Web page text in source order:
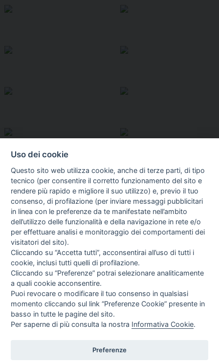
I libri Vedi tutti
Direttrice Responsabile: Alessandra Costante | Registrazione al Tribunale Civile
Uso dei cookie
Questo sito web utilizza cookie, anche di terze parti, di tipo
tecnico (per consentire il corretto funzionamento del sito e
rendere più rapido e migliore il suo utilizzo) e, previo il tuo
consenso, di profilazione (per inviare messaggi pubblicitari
in linea con le preferenze da te manifestate nell’ambito
dell’utilizzo delle funzionalità e della navigazione in rete e/o
per effettuare analisi e monitoraggio dei comportamenti dei
visitatori del sito).
Cliccando su “Accetta tutti”, acconsentirai all’uso di tutti i
cookie, inclusi tutti quelli di profilazione.
Cliccando su “Preferenze” potrai selezionare analiticamente
a quali cookie acconsentire.
Puoi revocare o modificare il tuo consenso in qualsiasi
momento cliccando sul link “Preferenze Cookie” presente in
basso in tutte le pagine del sito.
Per saperne di più consulta la nostra Informativa Cookie.
Preferenze